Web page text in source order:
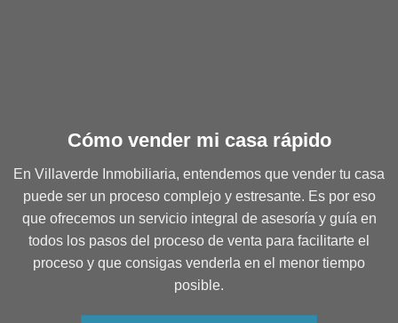
Cómo vender mi casa rápido
En Villaverde Inmobiliaria, entendemos que vender tu casa
puede ser un proceso complejo y estresante. Es por eso
que ofrecemos un servicio integral de asesoría y guía en
todos los pasos del proceso de venta para facilitarte el
proceso y que consigas venderla en el menor tiempo
posible.